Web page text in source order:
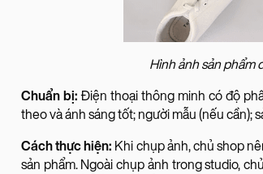
Hình ảnh sản phẩm
Chuẩn bị: Điện thoại thông minh có độ
theo và ánh sáng tốt; người mẫu (nếu cần);
Cách thực hiện: Khi chụp ảnh, chủ shop
sản phẩm. Ngoài chụp ảnh trong studio,